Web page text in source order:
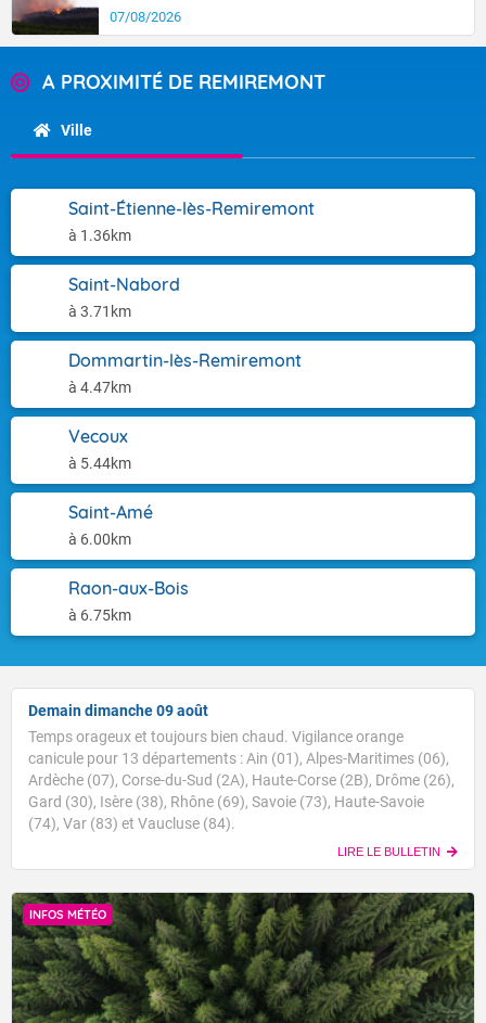
07/08/2026
A PROXIMITÉ DE REMIREMONT
Ville
Saint-Étienne-lès-Remiremont
à 1.36km
Saint-Nabord
à 3.71km
Dommartin-lès-Remiremont
à 4.47km
Vecoux
à 5.44km
Saint-Amé
à 6.00km
Raon-aux-Bois
à 6.75km
Demain dimanche 09 août
Temps orageux et toujours bien chaud. Vigilance orange
canicule pour 13 départements : Ain (01), Alpes-Maritimes (06),
Ardèche (07), Corse-du-Sud (2A), Haute-Corse (2B), Drôme (26),
Gard (30), Isère (38), Rhône (69), Savoie (73), Haute-Savoie
(74), Var (83) et Vaucluse (84).
LIRE LE BULLETIN
INFOS MÉTÉO